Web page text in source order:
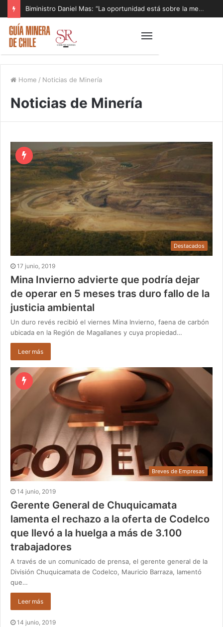
Biministro Daniel Mas: “La oportunidad está sobre la mesa y tenemos que aprovecharla”
Home / Noticias de Minería
Noticias de Minería
Destacados
17 junio, 2019
Mina Invierno advierte que podría dejar
de operar en 5 meses tras duro fallo de la
justicia ambiental
Un duro revés recibió el viernes Mina Invierno, faena de carbón
ubicada en la Región de Magallanes y cuya propiedad…
Leer más
Breves de Empresas
14 junio, 2019
Gerente General de Chuquicamata
lamenta el rechazo a la oferta de Codelco
que llevó a la huelga a más de 3.100
trabajadores
A través de un comunicado de prensa, el gerente general de la
División Chuquicamata de Codelco, Mauricio Barraza, lamentó
que…
Leer más
14 junio, 2019